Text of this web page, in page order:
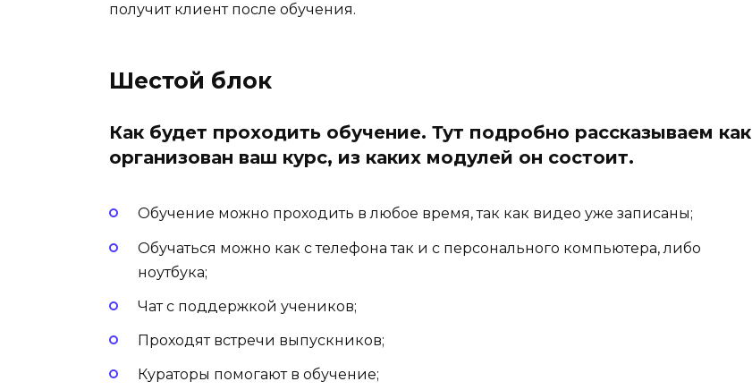
получит клиент после обучения.
Шестой блок
Как будет проходить обучение. Тут подробно рассказываем как
организован ваш курс, из каких модулей он состоит.
Обучение можно проходить в любое время, так как видео уже записаны;
Обучаться можно как с телефона так и с персонального компьютера, либо
ноутбука;
Чат с поддержкой учеников;
Проходят встречи выпускников;
Кураторы помогают в обучение;